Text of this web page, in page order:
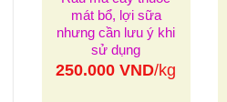
mát bổ, lợi sữa
nhưng cần lưu ý khi
sử dụng
250.000VND/kg